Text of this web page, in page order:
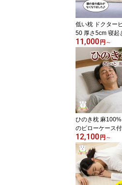
低い枕 ドクター
50 厚さ5cm 寝起
や肩をすっきりさ
方へ 薄い枕 高
トレートネック
首が疲れない ス
首下がり症 首猫
短い 食いしばり
や首のこり ラテ
頸椎枕 ボディド
11,000円 ～
ひのき枕 麻
のピローケース
蒸れない枕 硬めの
枕 ひのきチップ
0x約7cm 森林浴
ラックス 汗かき
寝汗 母の日 父の
り対策 檜粒の枕/
12,100円 ～